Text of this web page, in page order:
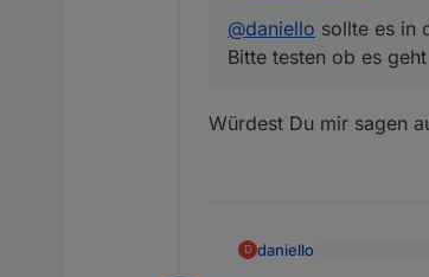
@daniello sollte es in
Bitte testen ob es geht
Würdest Du mir sagen
D daniello